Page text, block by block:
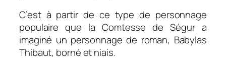
C’est à partir de ce type de personnage
populaire que la Comtesse de Ségur a
imaginé un personnage de roman, Babylas
Thibaut, borné et niais.